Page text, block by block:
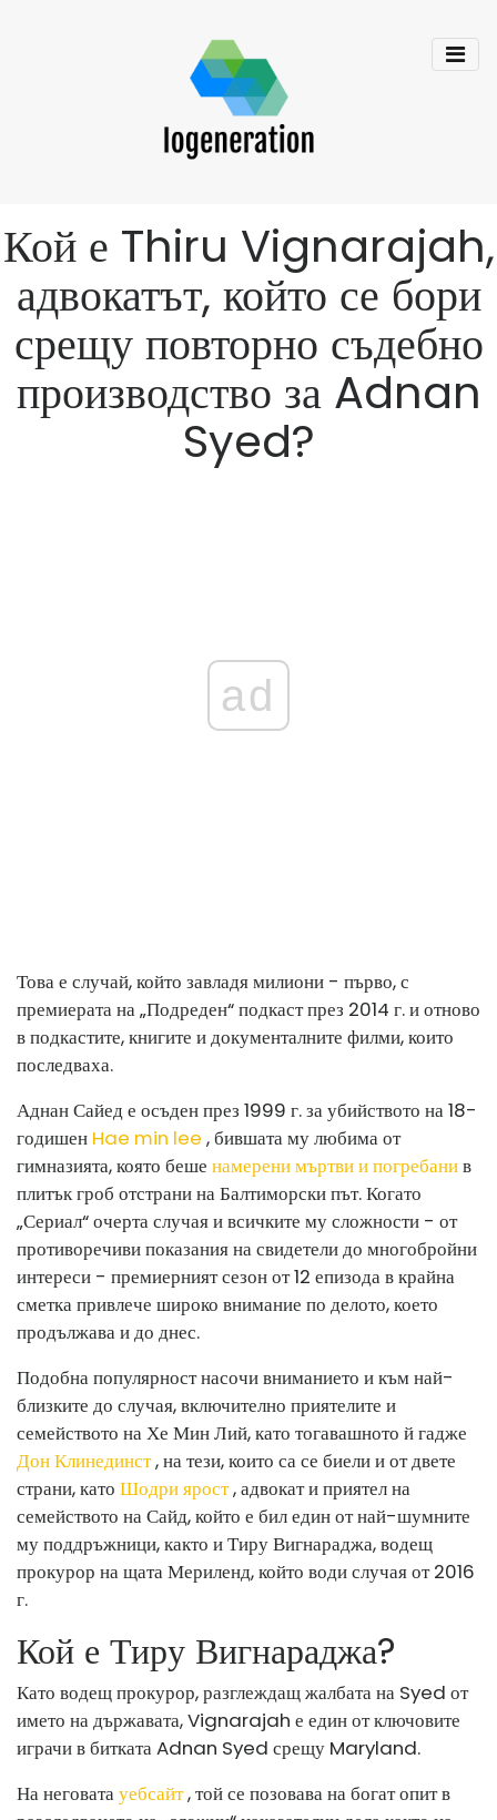
Кой е Thiru Vignarajah,
адвокатът, който се бори
срещу повторно съдебно
производство за Adnan
Syed?
ad
Това е случай, който завладя милиони - първо, с
премиерата на „Подреден“ подкаст през 2014 г. и отново
в подкастите, книгите и документалните филми, които
последваха.
Аднан Сайед е осъден през 1999 г. за убийството на 18-
годишен Hae min lee , бившата му любима от
гимназията, която беше намерени мъртви и погребанив
плитък гроб отстрани на Балтиморски път. Когато
„Сериал“ очерта случая и всичките му сложности - от
противоречиви показания на свидетели до многобройни
интереси - премиерният сезон от 12 епизода в крайна
сметка привлече широко внимание по делото, което
продължава и до днес.
Подобна популярност насочи вниманието и към най-
близките до случая, включително приятелите и
семейството на Хе Мин Лий, като тогавашното й гадже
Дон Клинединст, на тези, които са се биели и от двете
страни, като Шодри ярост, адвокат и приятел на
семейството на Сайд, който е бил един от най-шумните
му поддръжници, както и Тиру Вигнараджа, водещ
прокурор на щата Мериленд, който води случая от 2016
г.
Кой е Тиру Вигнараджа?
Като водещ прокурор, разглеждащ жалбата на Syed от
името на държавата, Vignarajah е един от ключовите
играчи в битката Adnan Syed срещу Maryland.
На неговатауебсайт, той се позовава на богат опит в